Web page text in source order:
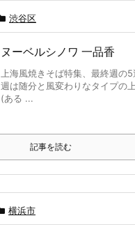
渋谷区
ヌーベルシノワ 一品香
上海風焼きそば特集、最終週の
週は随分と風変わりなタイプの
(ある ...
記事を読む
横浜市